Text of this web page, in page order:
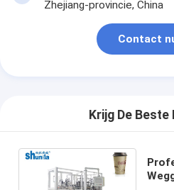
Zhejiang-provincie, China
Contact
Krijg De